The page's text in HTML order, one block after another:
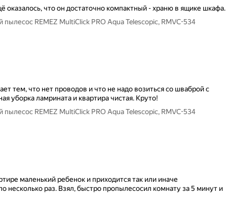
оказалось, что он достаточно компактный - храню в ящике шкафа.
REMEZ MultiClick PRO Aqua Telescopic, RMVC-534
тем, что нет проводов и что не надо возиться со шваброй с
уборка ламрината и квартира чистая. Круто!
REMEZ MultiClick PRO Aqua Telescopic, RMVC-534
маленький ребенок и приходится так или иначе
несколько раз. Взял, быстро пропылесосил комнату за 5 минут и